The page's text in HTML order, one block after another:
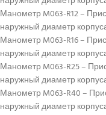
Манометр M063-R12 –
наружный диаметр
Манометр M063-R16 –
наружный диаметр
Манометр M063-R25 –
наружный диаметр
Манометр M063-R40 –
наружный диаметр